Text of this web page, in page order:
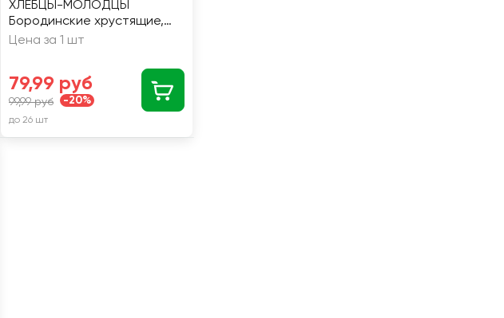
ХЛЕБЦЫ-МОЛОДЦЫ
Бородинские хрустящие,
150г
Цена за 1 шт
79,99 руб
99,99 руб -20%
до 26 шт